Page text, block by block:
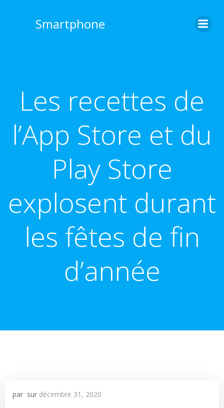
Smartphone
Les recettes de
l’App Store et du
Play Store
explosent durant
les fêtes de fin
d’année
par sur décembre 31, 2020